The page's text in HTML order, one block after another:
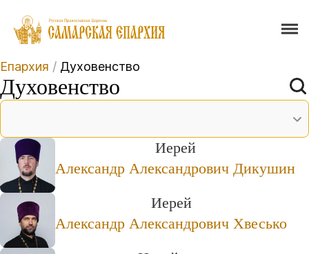
Епархия / Духовенство
Духовенство
Иерей
Александр Александрович Дикушин
Иерей
Александр Александрович Хвесько